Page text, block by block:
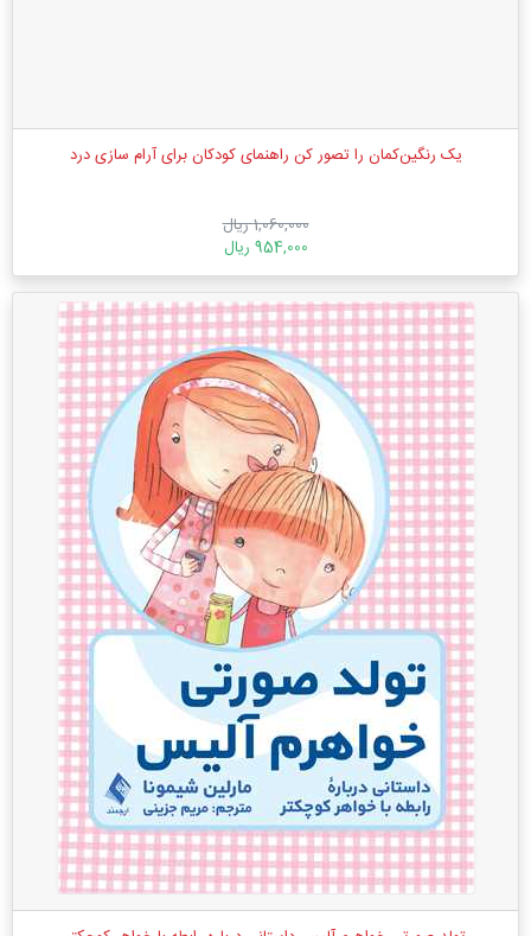
یک رنگین‌کمان را تصور کن راهنمای کودکان برای آرام سازی درد
1,060,000 ریال
954,000 ریال